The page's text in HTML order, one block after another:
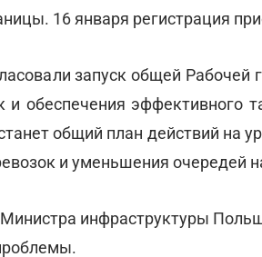
16 января регистрация
запуск общей Рабочей
и обеспечения эффективного
общий план действий на
и уменьшения очередей
инфраструктуры